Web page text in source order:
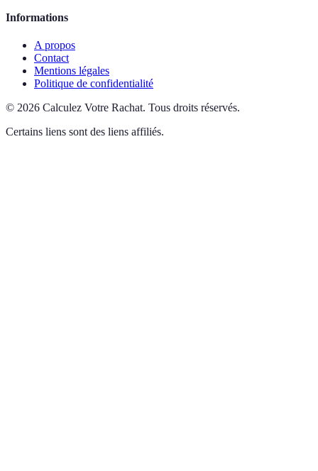
©2026 Calculez Votre Rachat
Certains liens sont des liens affiliés.